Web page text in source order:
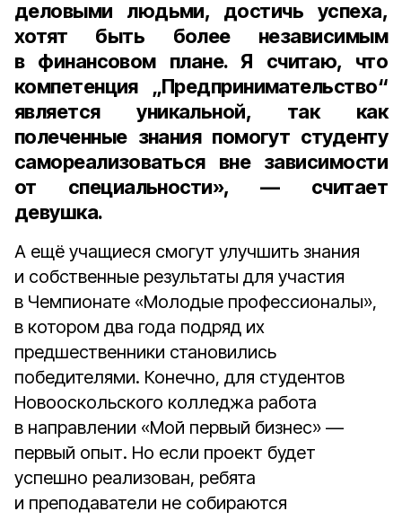
деловыми людьми, достичь успеха,
хотят быть более независимым
в финансовом плане. Я считаю, что
компетенция „Предпринимательство“
является уникальной, так как
полеченные знания помогут студенту
самореализоваться вне зависимости
от специальности», — считает
девушка.
А ещё учащиеся смогут улучшить знания
и собственные результаты для участия
в Чемпионате «Молодые профессионалы»,
в котором два года подряд их
предшественники становились
победителями. Конечно, для студентов
Новооскольского колледжа работа
в направлении «Мой первый бизнес» —
первый опыт. Но если проект будет
успешно реализован, ребята
и преподаватели не собираются